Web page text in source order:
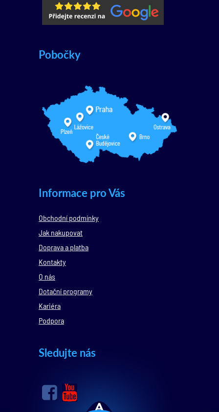
Pobočky
Informace pro Vás
Obchodní podmínky
Jak nakupovat
Doprava a platba
Kontakty
O nás
Dotační programy
Kariéra
Podpora
Sledujte nás